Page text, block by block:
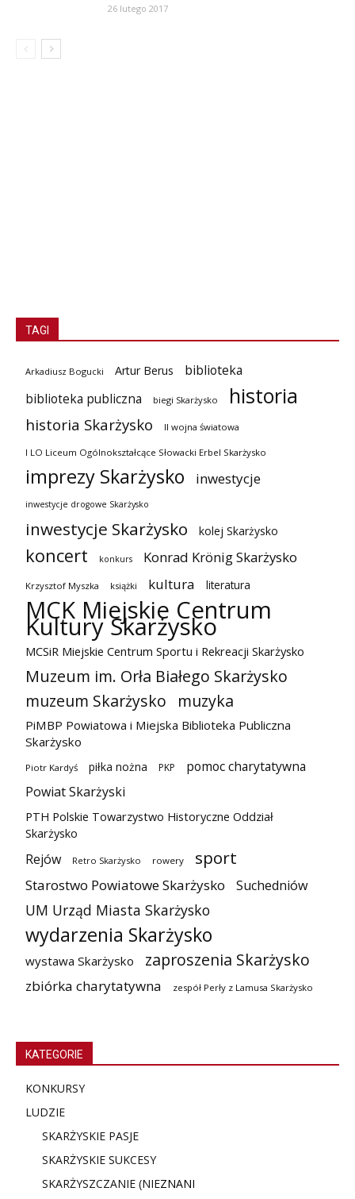
26 lutego 2017
TAGI
Arkadiusz Bogucki Artur Berus
biblioteka
biblioteka publiczna
biegi Skarżysko historia
historia Skarżysko II wojna światowa
I LO Liceum Ogólnokształcące Słowacki Erbel Skarżysko
imprezy Skarżysko inwestycje
inwestycje drogowe Skarżysko
inwestycje Skarżysko kolej Skarżysko
koncert konkurs Konrad Krönig Skarżysko
Krzysztof Myszka książki kultura literatura
MCK Miejskie Centrum
Kultury Skarżysko
MCSiR Miejskie Centrum Sportu i Rekreacji Skarżysko
Muzeum im. Orła Białego Skarżysko
muzeum Skarżysko
muzyka
PiMBP Powiatowa i Miejska Biblioteka Publiczna
Skarżysko
Piotr Kardyś piłka nożna PKP
pomoc charytatywna
Powiat Skarżyski
PTH Polskie Towarzystwo Historyczne Oddział
Skarżysko
Rejów Retro Skarżysko rowery sport
Starostwo Powiatowe Skarżysko Suchedniów
UM Urząd Miasta Skarżysko
wydarzenia Skarżysko
wystawa Skarżysko zaproszenia Skarżysko
zbiórka charytatywna zespół Perły z Lamusa Skarżysko
KATEGORIE
KONKURSY
LUDZIE
SKARŻYSKIE PASJE
SKARŻYSKIE SUKCESY
SKARŻYSZCZANIE (NIEZNANI